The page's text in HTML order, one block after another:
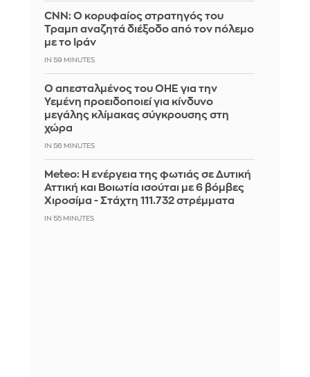
CNN: Ο κορυφαίος στρατηγός του
Τραμπ αναζητά διέξοδο από τον πόλεμο
με το Ιράν
IN 59 MINUTES
Ο απεσταλμένος του ΟΗΕ για την
Υεμένη προειδοποιεί για κίνδυνο
μεγάλης κλίμακας σύγκρουσης στη
χώρα
IN 56 MINUTES
Meteo: Η ενέργεια της φωτιάς σε Δυτική
Αττική και Βοιωτία ισούται με 6 βόμβες
Χιροσίμα - Στάχτη 111.732 στρέμματα
IN 55 MINUTES